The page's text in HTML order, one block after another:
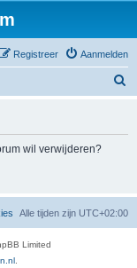
Aanmelden
Registreer
wil verwijderen?
Alle tijden zijn UTC+02:00
Limited
.